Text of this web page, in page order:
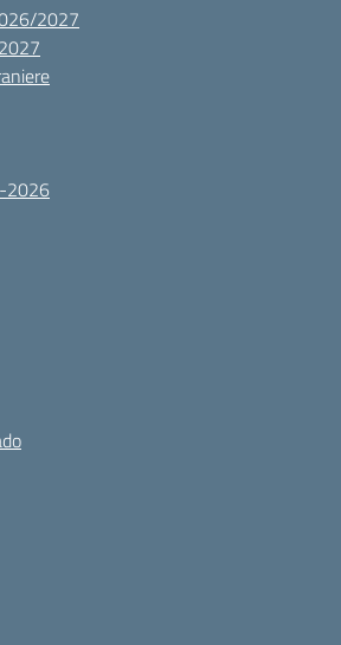
2027
2026